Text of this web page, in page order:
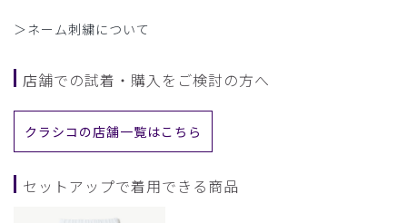
＞ネーム刺繍について
店舗での試着・購入をご検討の方へ
クラシコの店舗一覧はこちら
セットアップで着用できる商品